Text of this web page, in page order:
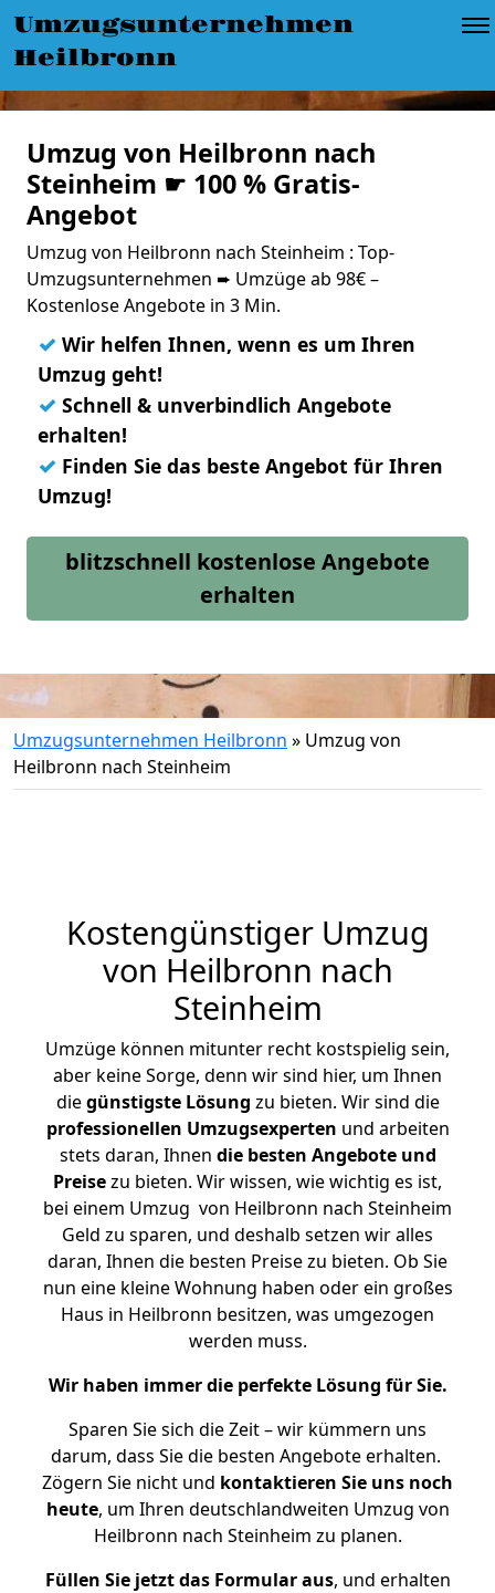
Umzugsunternehmen
Heilbronn
Umzug von Heilbronn nach
Steinheim ☛ 100 % Gratis-
Angebot
Umzug von Heilbronn nach Steinheim : Top-
Umzugsunternehmen ➨ Umzüge ab 98€ –
Kostenlose Angebote in 3 Min.
✓ Wir helfen Ihnen, wenn es um Ihren
Umzug geht!
✓ Schnell & unverbindlich Angebote
erhalten!
✓ Finden Sie das beste Angebot für Ihren
Umzug!
blitzschnell kostenlose Angebote
erhalten
Umzugsunternehmen Heilbronn » Umzug von
Heilbronn nach Steinheim
Kostengünstiger Umzug
von Heilbronn nach
Steinheim
Umzüge können mitunter recht kostspielig sein,
aber keine Sorge, denn wir sind hier, um Ihnen
diegünstigste Lösung zu bieten. Wir sind die
professionellen Umzugsexperten und arbeiten
stets daran, Ihnen die besten Angebote und
Preisezu bieten. Wir wissen, wie wichtig es ist,
bei einem Umzug von Heilbronn nach Steinheim
Geld zu sparen, und deshalb setzen wir alles
daran, Ihnen die besten Preise zu bieten. Ob Sie
nun eine kleine Wohnung haben oder ein großes
Haus in Heilbronn besitzen, was umgezogen
werden muss.
Wir haben immer die perfekte Lösung für Sie.
Sparen Sie sich die Zeit – wir kümmern uns
darum, dass Sie die besten Angebote erhalten.
Zögern Sie nicht und kontaktieren Sie uns noch
heute, um Ihren deutschlandweiten Umzug von
Heilbronn nach Steinheim zu planen.
Füllen Sie jetzt das Formular aus, und erhalten